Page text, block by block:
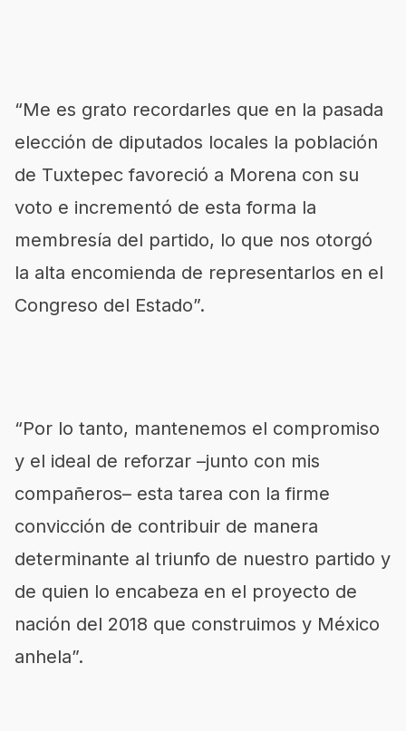
“Me es grato recordarles que en la pasada
elección de diputados locales la población
de Tuxtepec favoreció a Morena con su
voto e incrementó de esta forma la
membresía del partido, lo que nos otorgó
la alta encomienda de representarlos en el
Congreso del Estado”.
“Por lo tanto, mantenemos el compromiso
y el ideal de reforzar –junto con mis
compañeros– esta tarea con la firme
convicción de contribuir de manera
determinante al triunfo de nuestro partido y
de quien lo encabeza en el proyecto de
nación del 2018 que construimos y México
anhela”.